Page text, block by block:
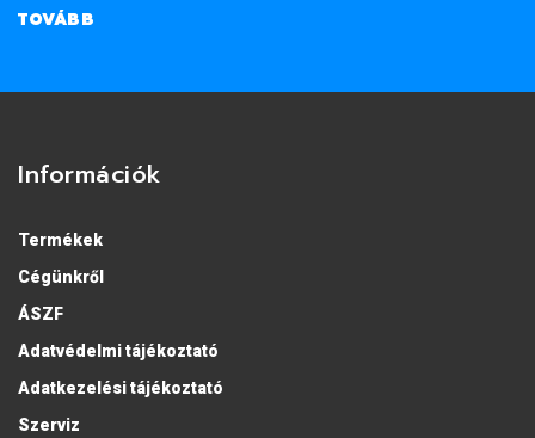
TOVÁBB
Információk
Termékek
Cégünkről
ÁSZF
Adatvédelmi tájékoztató
Adatkezelési tájékoztató
Szerviz